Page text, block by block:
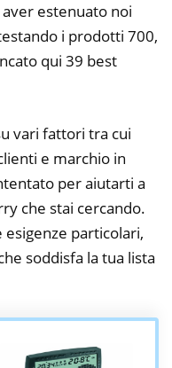
estenuato noi
i prodotti 700,
qui 39 best
vari fattori tra cui
e marchio in
per aiutarti a
che stai cercando.
particolari,
soddisfa la tua lista